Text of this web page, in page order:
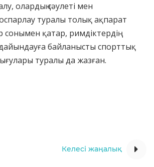
олардың сәулеті мен
туралы толық ақпарат
сонымен қатар, римдіктердің
байланысты спорттық
туралы да жазған.
Келесі жаңалық